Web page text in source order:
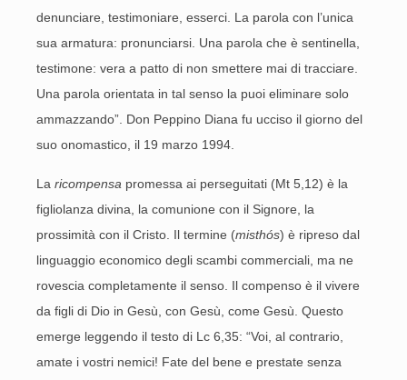
denunciare, testimoniare, esserci. La parola con l’unica
sua armatura: pronunciarsi. Una parola che è sentinella,
testimone: vera a patto di non smettere mai di tracciare.
Una parola orientata in tal senso la puoi eliminare solo
ammazzando”. Don Peppino Diana fu ucciso il giorno del
suo onomastico, il 19 marzo 1994.
La ricompensa promessa ai perseguitati (Mt 5,12) è la
figliolanza divina, la comunione con il Signore, la
prossimità con il Cristo. Il termine (misthós) è ripreso dal
linguaggio economico degli scambi commerciali, ma ne
rovescia completamente il senso. Il compenso è il vivere
da figli di Dio in Gesù, con Gesù, come Gesù. Questo
emerge leggendo il testo di Lc 6,35: “Voi, al contrario,
amate i vostri nemici! Fate del bene e prestate senza